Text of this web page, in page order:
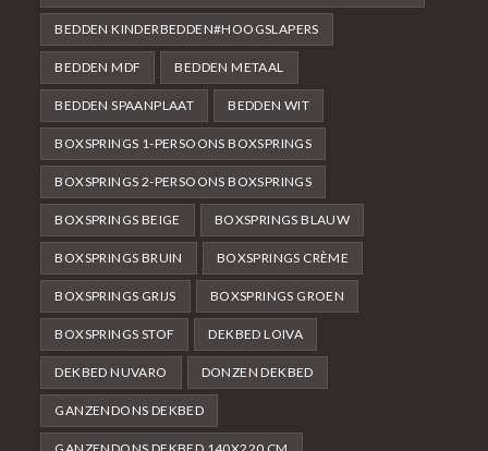
BEDDEN KINDERBEDDEN#HOOGSLAPERS
BEDDEN MDF BEDDEN METAAL
BEDDEN SPAANPLAAT BEDDEN WIT
BOXSPRINGS 1-PERSOONS BOXSPRINGS
BOXSPRINGS 2-PERSOONS BOXSPRINGS
BOXSPRINGS BEIGE BOXSPRINGS BLAUW
BOXSPRINGS BRUIN BOXSPRINGS CRÈME
BOXSPRINGS GRIJS BOXSPRINGS GROEN
BOXSPRINGS STOF DEKBED LOIVA
DEKBED NUVARO DONZEN DEKBED
GANZENDONS DEKBED